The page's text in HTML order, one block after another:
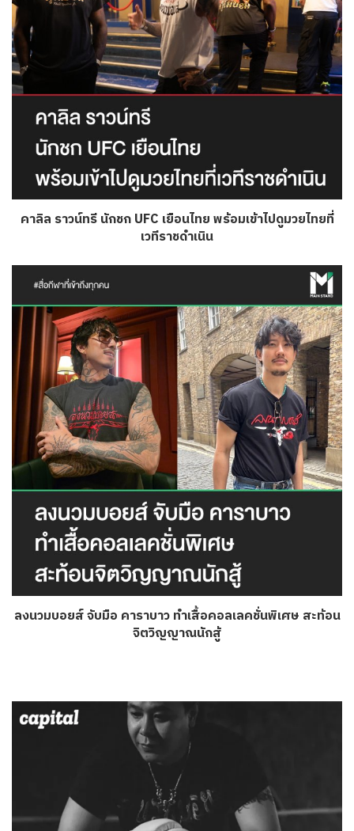
คาลิล ราวน์ทรี นักชก UFC เยือนไทย พร้อมเข้าไปดูมวยไทยที่
เวทีราชดำเนิน
ลงนวมบอยส์ จับมือ คาราบาว ทำเสื้อคอลเลคชั่นพิเศษ สะท้อน
จิตวิญญาณนักสู้